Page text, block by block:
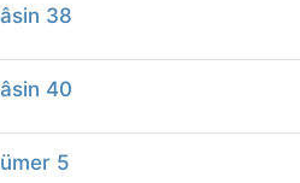
38
40
5